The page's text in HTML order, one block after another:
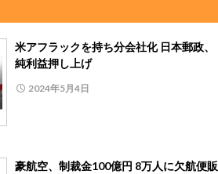
米アフラックを持ち分会社化 日本郵政、
純利益押し上げ
2024年5月4日
豪航空、制裁金100億円 8万人に欠航便販